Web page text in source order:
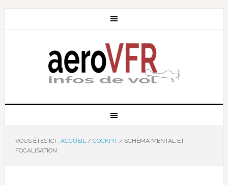
VOUS ÊTES ICI : ACCUEIL / COCKPIT /SCHÉMA MENTAL ET
FOCALISATION